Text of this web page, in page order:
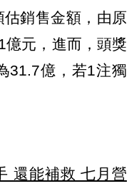
銷售金額，由原
億元，進而，頭獎
31.7億，若1注獨
還能補救 七月營